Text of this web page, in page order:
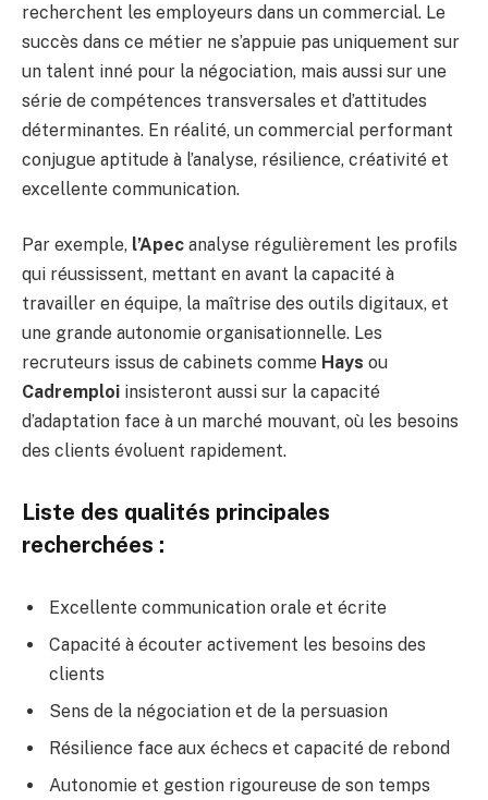
recherchent les employeurs dans un commercial. Le
succès dans ce métier ne s’appuie pas uniquement sur
un talent inné pour la négociation, mais aussi sur une
série de compétences transversales et d’attitudes
déterminantes. En réalité, un commercial performant
conjugue aptitude à l’analyse, résilience, créativité et
excellente communication.
Par exemple, l’Apec analyse régulièrement les profils
qui réussissent, mettant en avant la capacité à
travailler en équipe, la maîtrise des outils digitaux, et
une grande autonomie organisationnelle. Les
recruteurs issus de cabinets comme Hays ou
Cadremploi insisteront aussi sur la capacité
d’adaptation face à un marché mouvant, où les besoins
des clients évoluent rapidement.
Liste des qualités principales
recherchées :
Excellente communication orale et écrite
Capacité à écouter activement les besoins des
clients
Sens de la négociation et de la persuasion
Résilience face aux échecs et capacité de rebond
Autonomie et gestion rigoureuse de son temps